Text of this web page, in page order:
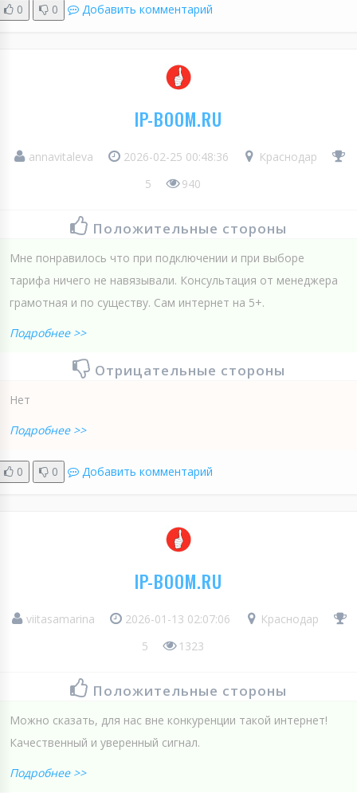
0 0 Добавить комментарий
IP-BOOM.RU
annavitaleva 2026-02-25 00:48:36
Краснодар
5
940
Положительные стороны
Мне понравилось что при подключении и при выборе
тарифа ничего не навязывали. Консультация от менеджера
грамотная и по существу. Сам интернет на 5+.
Подробнее >>
Отрицательные стороны
Нет
Подробнее >>
0 0 Добавить комментарий
IP-BOOM.RU
viitasamarina 2026-01-13 02:07:06
Краснодар
5
1323
Положительные стороны
Можно сказать, для нас вне конкуренции такой интернет!
Качественный и уверенный сигнал.
Подробнее >>